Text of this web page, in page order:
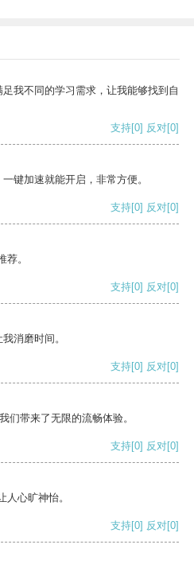
我不同的学习需求，让我能够找到自
支持[0] 反对[0]
键加速就能开启，非常方便。
支持[0] 反对[0]
。
支持[0] 反对[0]
消磨时间。
支持[0] 反对[0]
们带来了无限的流畅体验。
支持[0] 反对[0]
心旷神怡。
支持[0] 反对[0]